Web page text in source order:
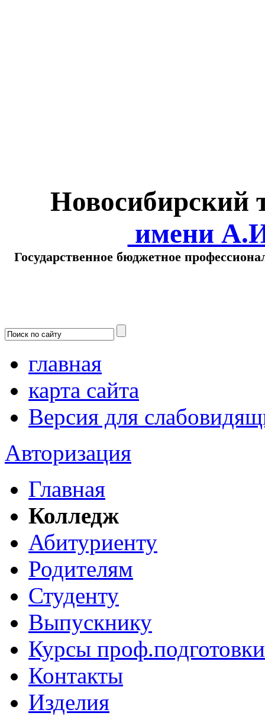
Новосибирский
имени
Государственное бюджетное
главная
карта сайта
Версия для
Авторизация
Главная
Колледж
Абитуриенту
Родителям
Студенту
Выпускнику
Курсы проф.подготовки
Контакты
Изделия